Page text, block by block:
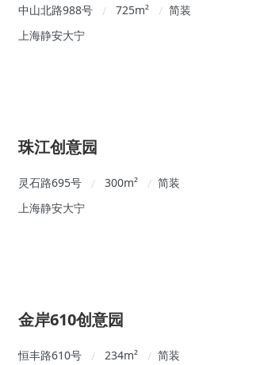
中山北路988号 / 725m² / 简装
上海静安大宁
珠江创意园
灵石路695号 / 300m² / 简装
上海静安大宁
金岸610创意园
恒丰路610号 / 234m² / 简装